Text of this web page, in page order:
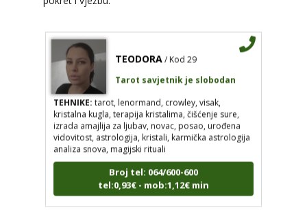
TEHNIKE:tarot, lenormand, crowley, visak,
kristalna kugla, terapija kristalima, čišćenje sure,
izrada amajlija za ljubav, novac, posao, urođena
vidovitost, astrologija, kristali, karmička astrologija
analiza snova, magijski rituali
Broj tel: 064/600-600
tel:0,93€ - mob:1,12€ min